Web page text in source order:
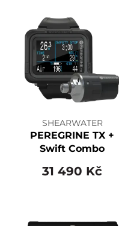
SHEARWATER
PEREGRINE TX +
Swift Combo
31 490 Kč